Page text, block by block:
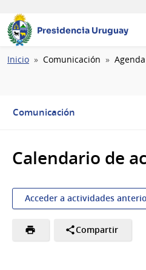
Presidencia Uruguay
Ruta
Inicio Comunicación
Comunicación
Calendario de
Acceder a actividades
Compartir